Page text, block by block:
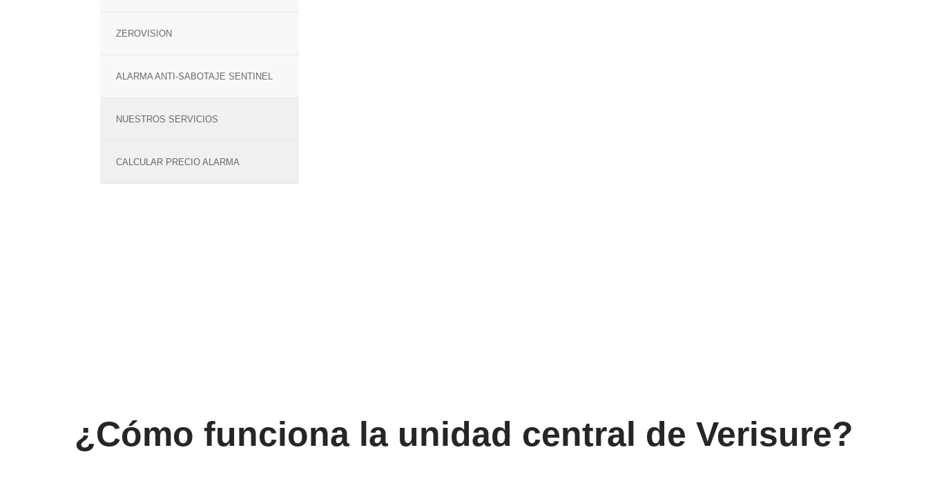
ZEROVISION
ALARMA ANTI-SABOTAJE SENTINEL
NUESTROS SERVICIOS
CALCULAR PRECIO ALARMA
¿Cómo funciona la unidad central de Verisure?